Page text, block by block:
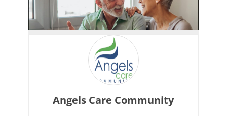
Angels Care Community